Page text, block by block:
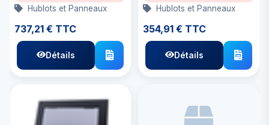
Hublots et Panneaux
737,21 € TTC
Détails
Hublots et Panneaux
354,91 € TTC
Détails